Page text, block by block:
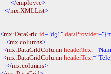
</employee>
</mx:XMLList>
<mx:DataGrid id="dg1" dataProvider
<mx:columns>
<mx:DataGridColumn headerText
<mx:DataGridColumn headerText
</mx:columns>